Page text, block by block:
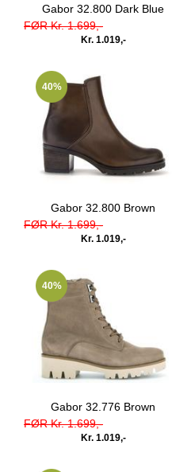
Gabor 32.800 Dark Blue
FØR Kr. 1.699,-
Kr. 1.019,-
40%
Gabor 32.800 Brown
FØR Kr. 1.699,-
Kr. 1.019,-
40%
Gabor 32.776 Brown
FØR Kr. 1.699,-
Kr. 1.019,-